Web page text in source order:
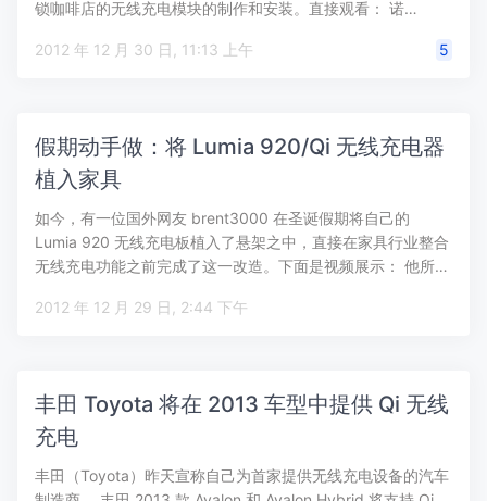
锁咖啡店的无线充电模块的制作和安装。直接观看： 诺…
2012 年 12 月 30 日, 11:13 上午 5
假期动手做：将 Lumia 920/Qi 无线充电器
植入家具
如今，有一位国外网友 brent3000 在圣诞假期将自己的
Lumia 920 无线充电板植入了悬架之中，直接在家具行业整合
无线充电功能之前完成了这一改造。下面是视频展示： 他所…
2012 年 12 月 29 日, 2:44 下午
丰田 Toyota 将在 2013 车型中提供 Qi 无线
充电
丰田（Toyota）昨天宣称自己为首家提供无线充电设备的汽车